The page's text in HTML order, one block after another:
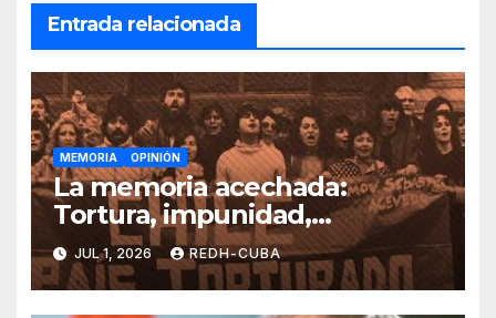
Entrada relacionada
MEMORIA OPINIÓN
La memoria acechada:
Tortura, impunidad,
negacionismo y organización
social en Chile. Por Águeda
Sáez Fick
JUL 1, 2026 REDH-CUBA